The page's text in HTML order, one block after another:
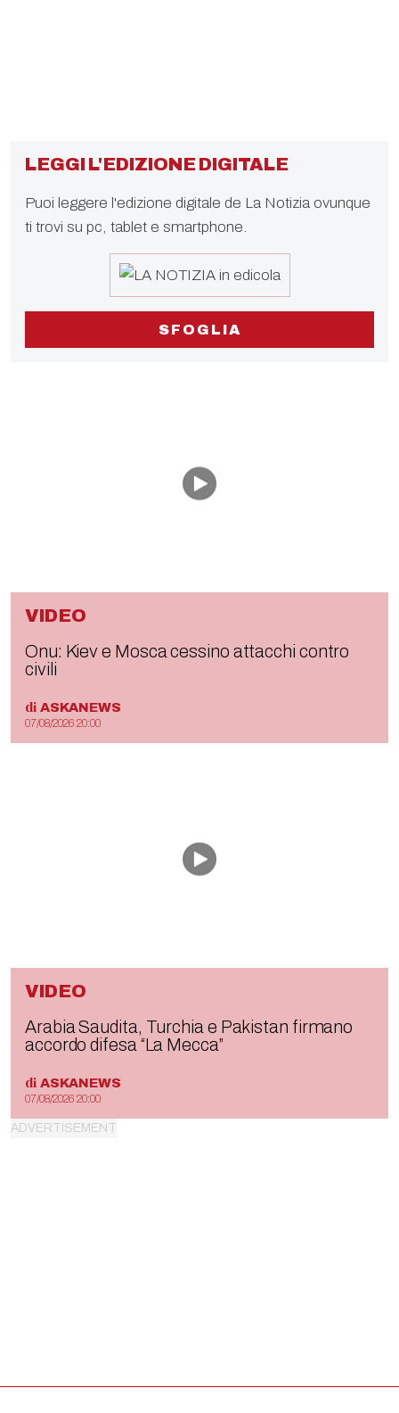
LEGGI L'EDIZIONE DIGITALE
Puoi leggere l'edizione digitale de La Notizia ovunque
ti trovi su pc, tablet e smartphone.
SFOGLIA
VIDEO
Onu: Kiev e Mosca cessino attacchi contro
civili
di ASKANEWS
07/08/2026 20:00
VIDEO
Arabia Saudita, Turchia e Pakistan firmano
accordo difesa “La Mecca”
di ASKANEWS
07/08/2026 20:00